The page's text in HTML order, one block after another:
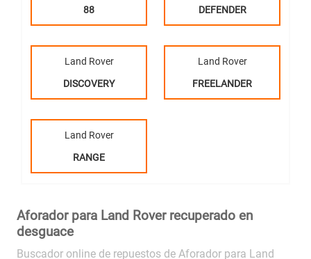
88
DEFENDER
Land Rover
DISCOVERY
Land Rover
FREELANDER
Land Rover
RANGE
Aforador para Land Rover recuperado en
desguace
Buscador online de repuestos de Aforador para Land